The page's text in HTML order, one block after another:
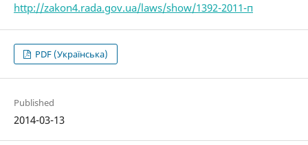
http://zakon4.rada.gov.ua/laws/show/1392-2011-п
PDF (Українська)
Published
2014-03-13